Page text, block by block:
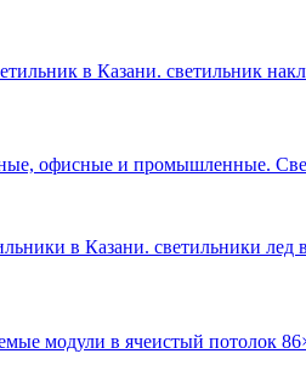
в Казани. светильник
офисные и промышленные.
в Казани. светильники лед
модули в ячеистый потолок